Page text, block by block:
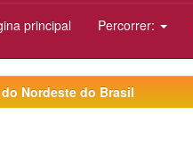
principal Percorrer:
Nordeste do Brasil